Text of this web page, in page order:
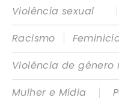
Violência sexual
|
Racismo
|
Violência de gênero
Mulher e Mídia
|